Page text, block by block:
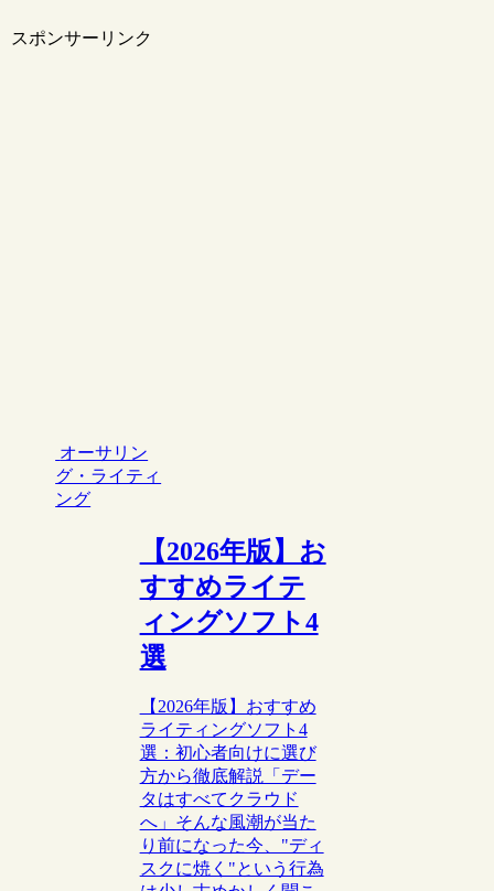
スポンサーリンク
オーサリン
グ・ライティ
ング
【2026年版】お
すすめライテ
ィングソフト4
選
【2026年版】おすすめ
ライティングソフト4
選：初心者向けに選び
方から徹底解説「デー
タはすべてクラウド
へ」そんな風潮が当た
り前になった今、"ディ
スクに焼く"という行為